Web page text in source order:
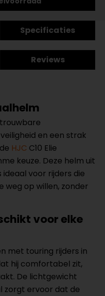
Specificaties
Reviews
en een strak
HJC C10 Elie
keuze. Deze helm uit
ideaal voor rijders die
weg op willen, zonder
voor elke
met touring rijders in
hij comfortabel zit,
De lichtgewicht
zorgt ervoor dat de